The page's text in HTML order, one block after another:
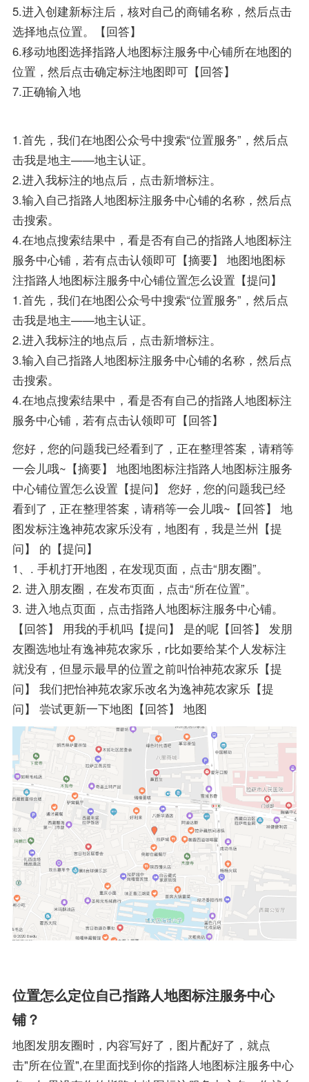
5.进入创建新标注后，核对自己的商铺名称，然后点击
选择地点位置。【回答】
6.移动地图选择指路人地图标注服务中心铺所在地图的
位置，然后点击确定标注地图即可【回答】
7.正确输入地
1.首先，我们在地图公众号中搜索“位置服务”，然后点
击我是地主——地主认证。
2.进入我标注的地点后，点击新增标注。
3.输入自己指路人地图标注服务中心铺的名称，然后点
击搜索。
4.在地点搜索结果中，看是否有自己的指路人地图标注
服务中心铺，若有点击认领即可【摘要】 地图地图标
注指路人地图标注服务中心铺位置怎么设置【提问】
1.首先，我们在地图公众号中搜索“位置服务”，然后点
击我是地主——地主认证。
2.进入我标注的地点后，点击新增标注。
3.输入自己指路人地图标注服务中心铺的名称，然后点
击搜索。
4.在地点搜索结果中，看是否有自己的指路人地图标注
服务中心铺，若有点击认领即可【回答】
您好，您的问题我已经看到了，正在整理答案，请稍等
一会儿哦~【摘要】 地图地图标注指路人地图标注服务
中心铺位置怎么设置【提问】 您好，您的问题我已经
看到了，正在整理答案，请稍等一会儿哦~【回答】 地
图发标注逸神苑农家乐没有，地图有，我是兰州【提
问】 的【提问】
1、. 手机打开地图，在发现页面，点击“朋友圈”。
2. 进入朋友圈，在发布页面，点击“所在位置”。
3. 进入地点页面，点击指路人地图标注服务中心铺。
【回答】 用我的手机吗【提问】 是的呢【回答】 发朋
友圈选地址有逸神苑农家乐，r比如要给某个人发标注
就没有，但显示最早的位置之前叫怡神苑农家乐【提
问】 我们把怡神苑农家乐改名为逸神苑农家乐【提
问】 尝试更新一下地图【回答】 地图
位置怎么定位自己指路人地图标注服务中心
铺？
地图发朋友圈时，内容写好了，图片配好了，就点
击"所在位置",在里面找到你的指路人地图标注服务中心